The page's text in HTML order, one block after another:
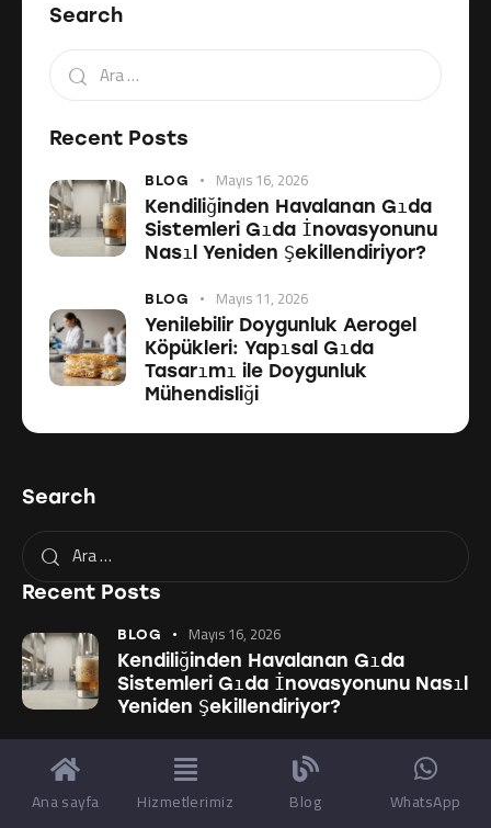
Search
Recent Posts
BLOG Mayıs 16, 2026
Kendiliğinden Havalanan Gıda
Sistemleri Gıda İnovasyonunu
Nasıl Yeniden Şekillendiriyor?
BLOG Mayıs 11, 2026
Yenilebilir Doygunluk Aerogel
Köpükleri: Yapısal Gıda
Tasarımı ile Doygunluk
Mühendisliği
Search
Recent Posts
BLOG Mayıs 16, 2026
Kendiliğinden Havalanan Gıda
Sistemleri Gıda İnovasyonunu Nasıl
Yeniden Şekillendiriyor?
Mayıs 11, 2026
Yenilebilir Doygunluk Aerogel
Köpükleri: Yapısal Gıda Tasarımı
Ana sayfa Hizmetlerimiz Blog WhatsApp